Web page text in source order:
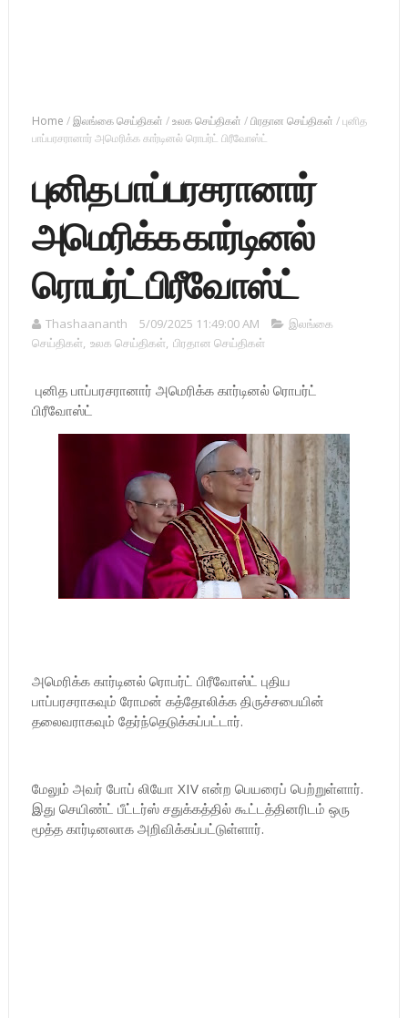
Home /இலங்கை செய்திகள் /உலக செய்திகள் /பிரதான செய்திகள் /புனித
பாப்பரசரானார் அமெரிக்க கார்டினல் ரொபர்ட் பிரீவோஸ்ட்
புனித பாப்பரசரானார்
அமெரிக்க கார்டினல்
ரொபர்ட் பிரீவோஸ்ட்
Thashaananth 5/09/2025 11:49:00 AM
இலங்கை
செய்திகள், உலக செய்திகள், பிரதான செய்திகள்
புனித பாப்பரசரானார் அமெரிக்க கார்டினல் ரொபர்ட்
பிரீவோஸ்ட்
அமெரிக்க கார்டினல் ரொபர்ட் பிரீவோஸ்ட் புதிய
பாப்பரசராகவும் ரோமன் கத்தோலிக்க திருச்சபையின்
தலைவராகவும் தேர்ந்தெடுக்கப்பட்டார்.
மேலும் அவர் போப் லியோ XIV என்ற பெயரைப் பெற்றுள்ளார்.
இது செயிண்ட் பீட்டர்ஸ் சதுக்கத்தில் கூட்டத்தினரிடம் ஒரு
மூத்த கார்டினலாக அறிவிக்கப்பட்டுள்ளார்.